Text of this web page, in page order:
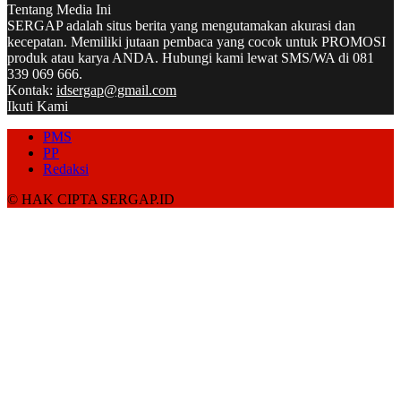
Tentang Media Ini
SERGAP adalah situs berita yang mengutamakan akurasi dan
kecepatan. Memiliki jutaan pembaca yang cocok untuk PROMOSI
produk atau karya ANDA. Hubungi kami lewat SMS/WA di 081
339 069 666.
Kontak: idsergap@gmail.com
Ikuti Kami
PMS
PP
Redaksi
© HAK CIPTA SERGAP.ID